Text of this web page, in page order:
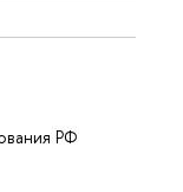
РФ